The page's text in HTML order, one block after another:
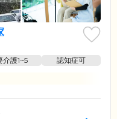
介護1~5
認知症可